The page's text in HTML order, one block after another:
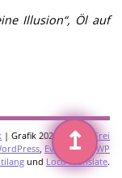
Illusion“, Öl auf
| Grafik 2026:
Omani Frei
, Eventkrake ,WP
und Loco Translate.
↥